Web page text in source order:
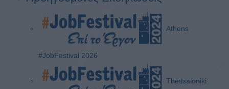
Athens
#JobFestival 2026
Thessaloniki